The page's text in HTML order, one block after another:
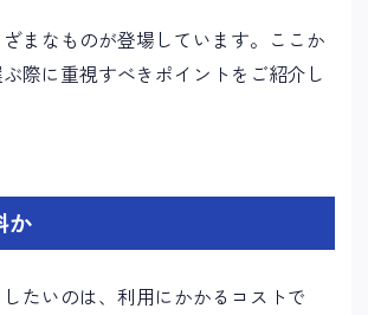
まなものが登場しています。ここか
ぶ際に重視すべきポイントをご紹介し
か
たいのは、利用にかかるコストで